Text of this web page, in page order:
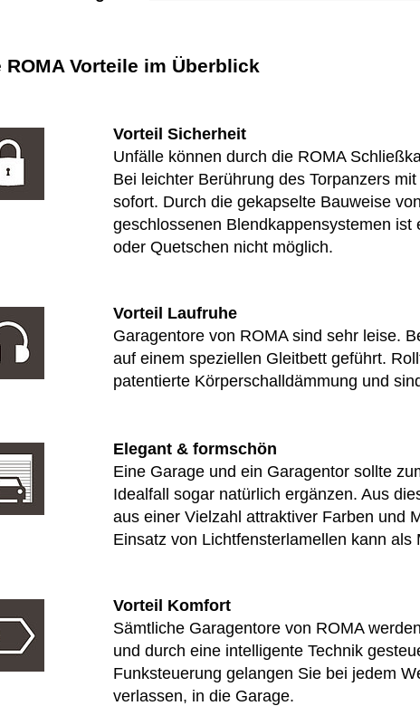
ROMA Vorteile im Überblick
Vorteil Sicherheit
Unfälle können durch die ROMA
Bei leichter Berührung des Torpanzers
sofort. Durch die gekapselte Bauweise
geschlossenen Blendkappensystemen
oder Quetschen nicht möglich.
Vorteil Laufruhe
Garagentore von ROMA sind sehr leise.
auf einem speziellen Gleitbett geführt.
patentierte Körperschalldämmung und
Elegant & formschön
Eine Garage und ein Garagentor sollte
Idealfall sogar natürlich ergänzen. Aus
aus einer Vielzahl attraktiver Farben und
Einsatz von Lichtfensterlamellen kann
Vorteil Komfort
Sämtliche Garagentore von ROMA
und durch eine intelligente Technik
Funksteuerung gelangen Sie bei jedem
verlassen, in die Garage.